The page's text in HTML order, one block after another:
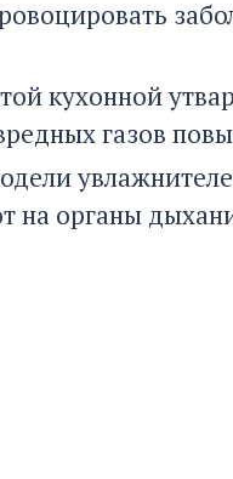
кухонной
газов
на органы